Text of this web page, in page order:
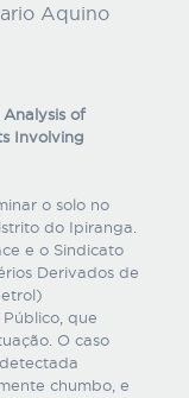
Aquino
of
Involving
o solo no
do Ipiranga.
e o Sindicato
Derivados de
que
O caso
chumbo, e